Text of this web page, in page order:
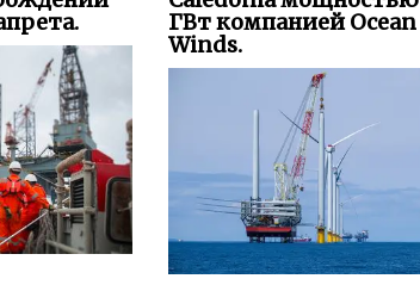
ГВт компанией Ocean
Winds.